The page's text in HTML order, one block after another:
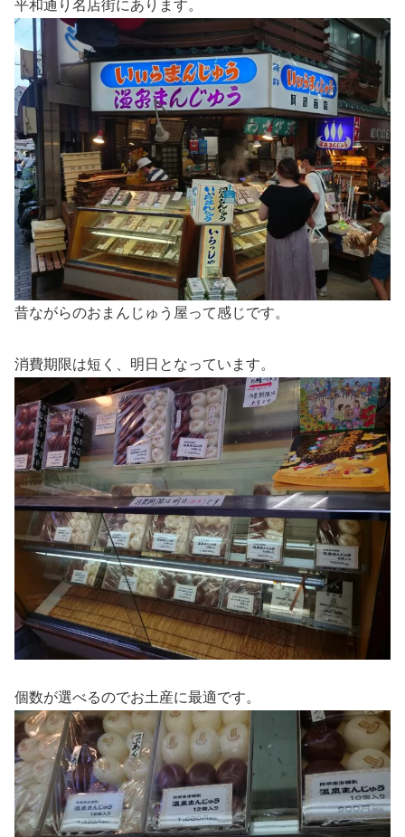
平和通り名店街にあります。
昔ながらのおまんじゅう屋って感じです。
消費期限は短く、明日となっています。
個数が選べるのでお土産に最適です。